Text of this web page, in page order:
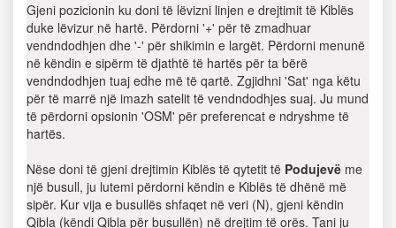
Gjeni pozicionin ku doni të lëvizni linjen e drejtimit të Kiblës
duke lëvizur në hartë. Përdorni '+' për të zmadhuar
vendndodhjen dhe '-' për shikimin e largët. Përdorni menunë
në këndin e sipërm të djathtë të hartës për ta bërë
vendndodhjen tuaj edhe më të qartë. Zgjidhni 'Sat' nga këtu
për të marrë një imazh satelit të vendndodhjes suaj. Ju mund
të përdorni opsionin 'OSM' për preferencat e ndryshme të
hartës.
Nëse doni të gjeni drejtimin Kiblës të qytetit të Podujevë me
një busull, ju lutemi përdorni këndin e Kiblës të dhënë më
sipër. Kur vija e busullës shfaqet në veri (N), gjeni këndin
Qibla (këndi Qibla për busullën) në drejtim të orës. Tani ju